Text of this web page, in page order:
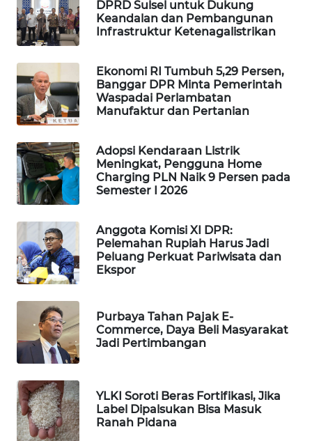
DPRD Sulsel untuk Dukung
Keandalan dan Pembangunan
Infrastruktur Ketenagalistrikan
Ekonomi RI Tumbuh 5,29 Persen,
Banggar DPR Minta Pemerintah
Waspadai Perlambatan
Manufaktur dan Pertanian
Adopsi Kendaraan Listrik
Meningkat, Pengguna Home
Charging PLN Naik 9 Persen pada
Semester I 2026
Anggota Komisi XI DPR:
Pelemahan Rupiah Harus Jadi
Peluang Perkuat Pariwisata dan
Ekspor
Purbaya Tahan Pajak E-
Commerce, Daya Beli Masyarakat
Jadi Pertimbangan
YLKI Soroti Beras Fortifikasi, Jika
Label Dipalsukan Bisa Masuk
Ranah Pidana
MAWAKA
ID
MARTABAT
NET
PLN
WATCH
MKLI
LKKI
PORTAL
KONSUMEN
FORWAMKI
ALPERKLINAS